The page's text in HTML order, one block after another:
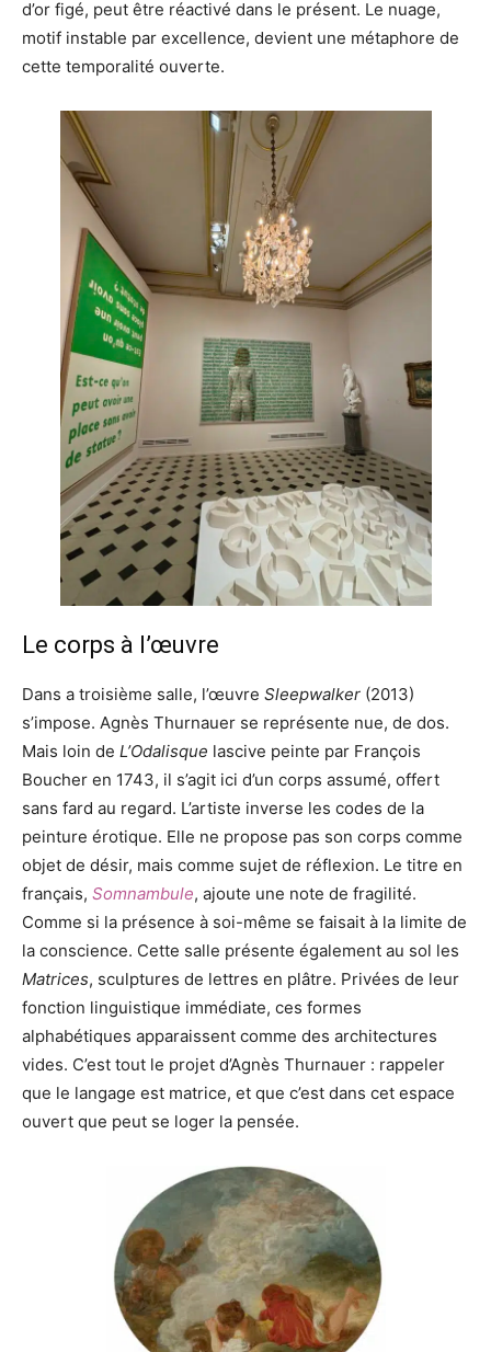
d’or figé, peut être réactivé dans le présent. Le nuage,
motif instable par excellence, devient une métaphore de
cette temporalité ouverte.
Le corps à l’œuvre
Dans a troisième salle, l’œuvre Sleepwalker (2013)
s’impose. Agnès Thurnauer se représente nue, de dos.
Mais loin de L’Odalisque lascive peinte par François
Boucher en 1743, il s’agit ici d’un corps assumé, offert
sans fard au regard. L’artiste inverse les codes de la
peinture érotique. Elle ne propose pas son corps comme
objet de désir, mais comme sujet de réflexion. Le titre en
français, Somnambule, ajoute une note de fragilité.
Comme si la présence à soi-même se faisait à la limite de
la conscience. Cette salle présente également au sol les
Matrices, sculptures de lettres en plâtre. Privées de leur
fonction linguistique immédiate, ces formes
alphabétiques apparaissent comme des architectures
vides. C’est tout le projet d’Agnès Thurnauer : rappeler
que le langage est matrice, et que c’est dans cet espace
ouvert que peut se loger la pensée.